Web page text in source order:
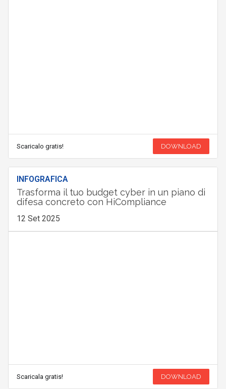
Scaricalo gratis! DOWNLOAD
INFOGRAFICA
Trasforma il tuo budget cyber in un piano di
difesa concreto con HiCompliance
12 Set 2025
Scaricala gratis! DOWNLOAD